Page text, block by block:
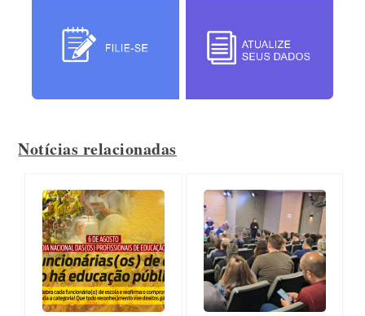
Notícias relacionadas